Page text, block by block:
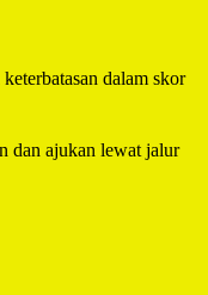
dalam skor
dan ajukan lewat jalur